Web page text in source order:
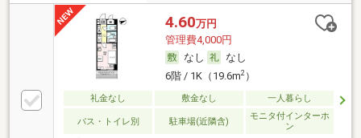
4.60万円
管理費4,000円
なし
なし
6階 / 1K（19.6m2）
礼金なし 敷金なし 一人暮らし
バス・トイレ別 駐車場(近隣含)
モニタ付インターホ
ン